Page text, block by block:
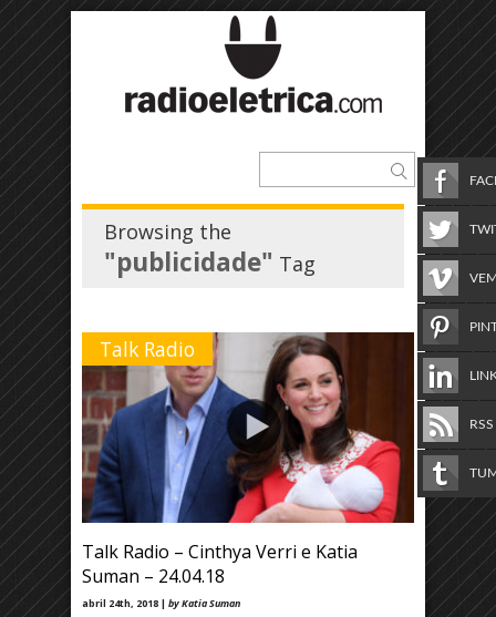
Browsing the
"publicidade" Tag
Talk Radio
Talk Radio – Cinthya Verri e Katia
Suman – 24.04.18
abril 24th, 2018 | by Katia Suman
RSS